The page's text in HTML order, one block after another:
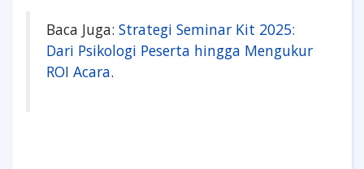
Baca Juga: Strategi Seminar Kit 2025:
Dari Psikologi Peserta hingga Mengukur
ROI Acara.